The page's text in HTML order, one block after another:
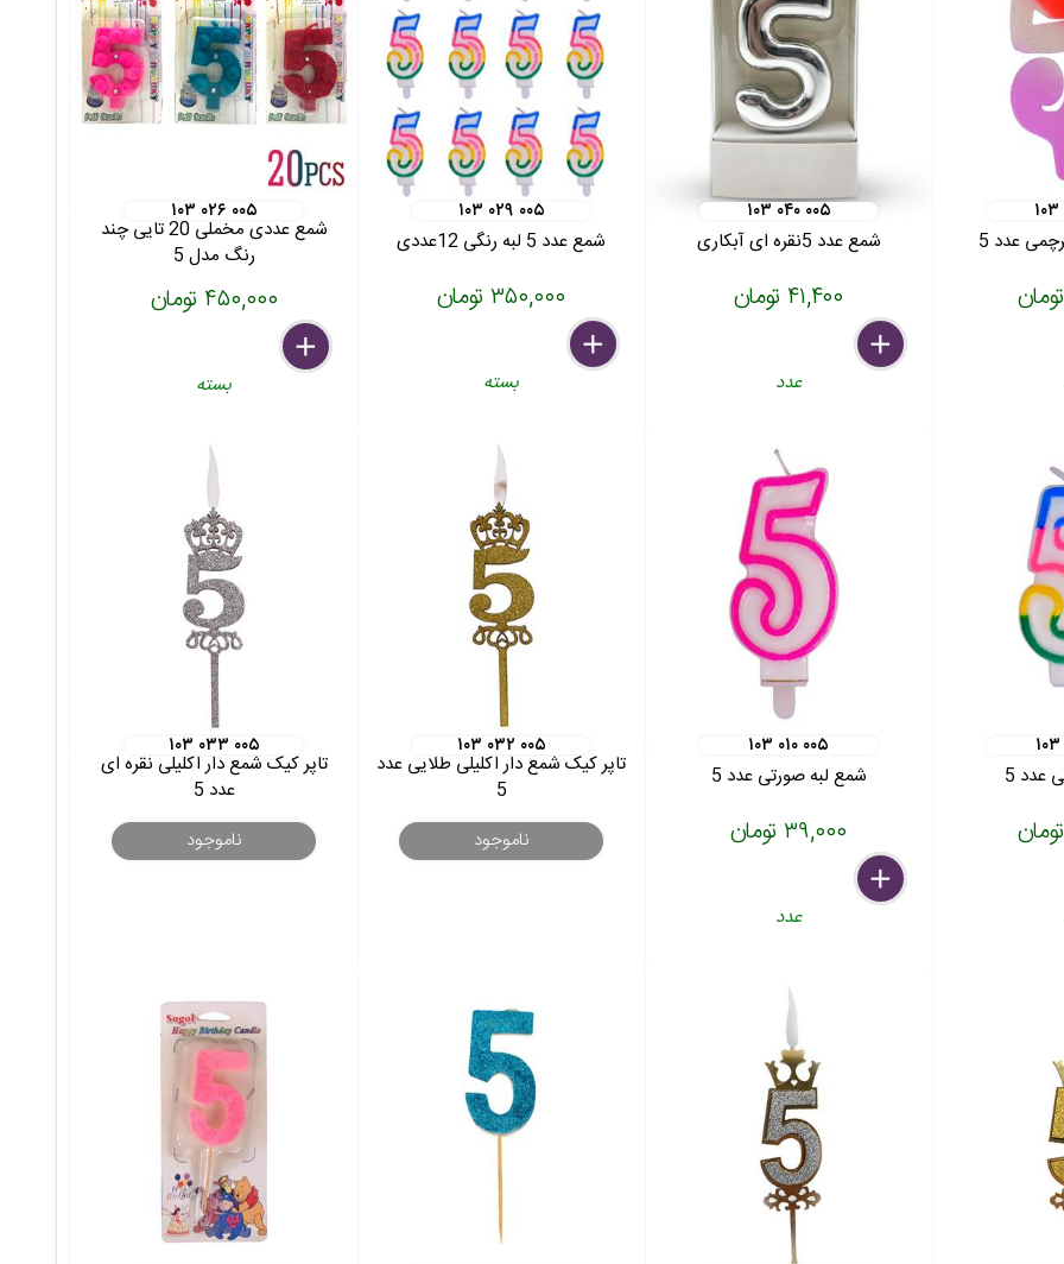
عدد 5
۱۰۳ ۰۴۰ ۰۰۵
شمع عدد 5نقره ای آبکاری
۴۱,۴۰۰ تومان
delete
remove
add
عدد
۱۰۳ ۰۲۹ ۰۰۵
شمع عدد 5 لبه رنگی 12عددی
۳۵۰,۰۰۰ تومان
delete
remove
add
بسته
۱۰۳ ۰۲۶ ۰۰۵
شمع عددی مخملی 20 تایی چند
رنگ مدل 5
۴۵۰,۰۰۰ تومان
delete
remove
add
بسته
عدد 5
۱۰۳ ۰۱۰ ۰۰۵
شمع لبه صورتی عدد 5
۳۹,۰۰۰ تومان
delete
remove
add
عدد
۱۰۳ ۰۳۲ ۰۰۵
تاپر کیک شمع دار اکلیلی طلایی عدد
5
ناموجود
۱۰۳ ۰۳۳ ۰۰۵
تاپر کیک شمع دار اکلیلی نقره ای
عدد 5
ناموجود